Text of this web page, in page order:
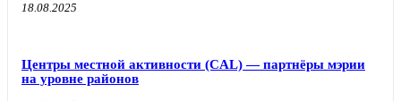
18.08.2025
Центры местной активности (CAL) — партнёры мэрии
на уровне районов